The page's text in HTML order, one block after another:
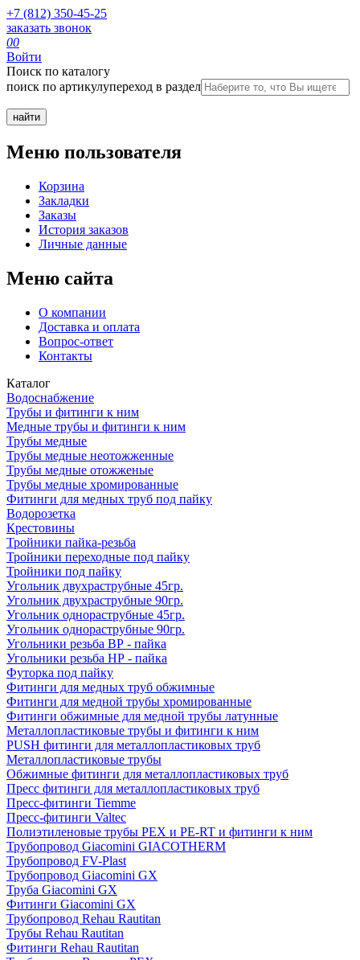
+7 (812) 350-45-25
заказать звонок
00
Войти
Поиск по каталогу
поиск по артикулупереход в раздел
Меню пользователя
Корзина
Закладки
Заказы
История заказов
Личные данные
Меню сайта
О компании
Доставка и оплата
Вопрос-ответ
Контакты
Каталог
Водоснабжение
Трубы и фитинги к ним
Медные трубы и фитинги к ним
Трубы медные
Трубы медные неотожженные
Трубы медные отожженые
Трубы медные хромированные
Фитинги для медных труб под пайку
Водорозетка
Крестовины
Тройники пайка-резьба
Тройники переходные под пайку
Тройники под пайку
Угольник двухраструбные 45гр.
Угольник двухраструбные 90гр.
Угольник однораструбные 45гр.
Угольник однораструбные 90гр.
Угольники резьба ВР - пайка
Угольники резьба НР - пайка
Футорка под пайку
Фитинги для медных труб обжимные
Фитинги для медной трубы хромированные
Фитинги обжимные для медной трубы латунные
Металлопластиковые трубы и фитинги к ним
PUSH фитинги для металлопластиковых труб
Металлопластиковые трубы
Обжимные фитинги для металлопластиковых труб
Пресс фитинги для металлопластиковых труб
Пресс-фитинги Tiemme
Пресс-фитинги Valtec
Полиэтиленовые трубы PEX и PE-RT и фитинги к ним
Трубопровод Giacomini GIACOTHERM
Трубопровод FV-Plast
Трубопровод Giacomini GX
Труба Giacomini GX
Фитинги Giacomini GX
Трубопровод Rehau Rautitan
Трубы Rehau Rautitan
Фитинги Rehau Rautitan